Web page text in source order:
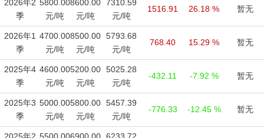
2026年2
季
5800.00
元/吨
8600.00
元/吨
7310.59
元/吨
1516.91 26.18 % 暂无
2026年1
季
4700.00
元/吨
8500.00
元/吨
5793.68
元/吨
768.40 15.29 % 暂无
2025年4
季
4600.00
元/吨
5200.00
元/吨
5025.28
元/吨
-432.11 -7.92 % 暂无
2025年3
季
5000.00
元/吨
5800.00
元/吨
5457.39
元/吨
-776.33 -12.45 % 暂无
2025年2 5500.006900.00 6233.72